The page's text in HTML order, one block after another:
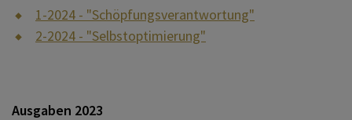
1-2024 - "Schöpfungsverantwortung"
2-2024 - "Selbstoptimierung"
Ausgaben 2023